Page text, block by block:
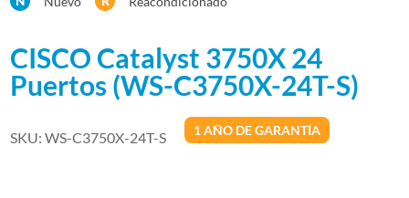
CISCO Catalyst 3750X 24
Puertos (WS-C3750X-24T-S)
SKU:WS-C3750X-24T-S 1 AÑO DE GARANTÍA